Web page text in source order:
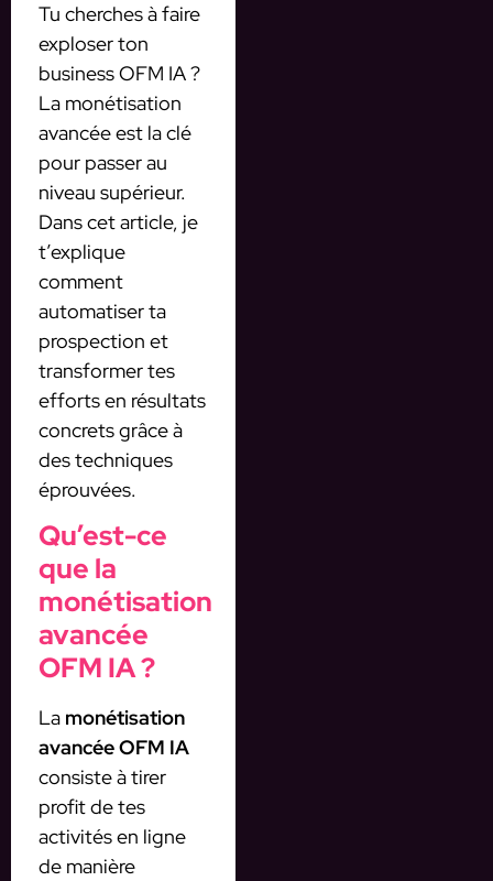
Tu cherches à faire
exploser ton
business OFM IA ?
La monétisation
avancée est la clé
pour passer au
niveau supérieur.
Dans cet article, je
t’explique
comment
automatiser ta
prospection et
transformer tes
efforts en résultats
concrets grâce à
des techniques
éprouvées.
Qu’est-ce
que la
monétisation
avancée
OFM IA ?
La monétisation
avancée OFM IA
consiste à tirer
profit de tes
activités en ligne
de manière